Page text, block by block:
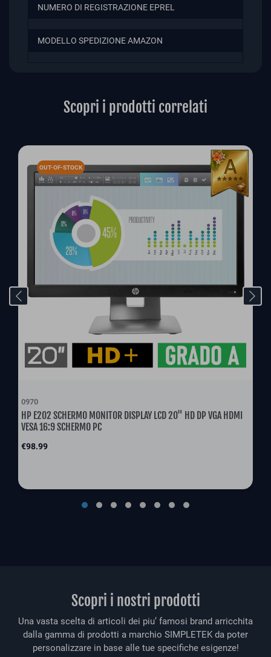
NUMERO DI REGISTRAZIONE EPREL
MODELLO SPEDIZIONE AMAZON
Scopri i prodotti correlati
OUT-OF-STOCK
0970
HP E202 SCHERMO MONITOR DISPLAY LCD 20" HD DP VGA HDMI
VESA 16:9 SCHERMO PC
Price
€98.99
Scopri i nostri prodotti
Una vasta scelta di articoli dei piu’ famosi brand arricchita
dalla gamma di prodotti a marchio SIMPLETEK da poter
personalizzare in base alle tue specifiche esigenze!